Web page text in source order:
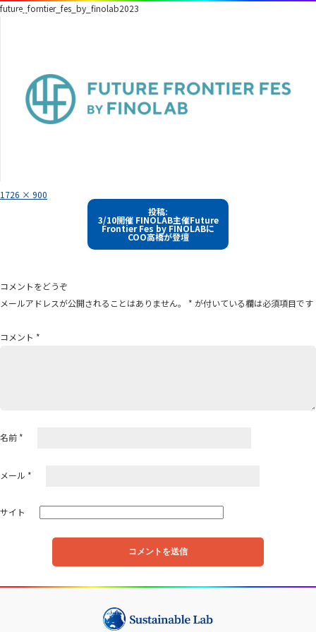
future_forntier_fes_by_finolab2023
フ
ル
1726 × 900
ー
シ
ン
投稿:
3/10開催 FINOLAB主催Future
Frontier Fes by FINOLABに
COO高橋が登壇
コメントをどうぞ
メールアドレスが公開されることはありません。
* が付いている欄は必須項目です
コメント *
名前 *
メール *
サイト